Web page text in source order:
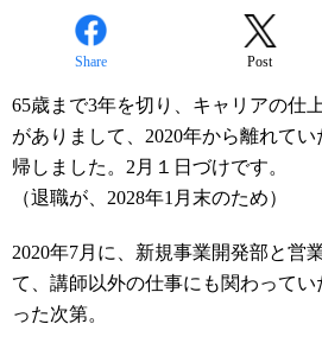
Share Post
65歳まで3年を切り、キャリアの仕
がありまして、2020年から離れて
帰しました。2月１日づけです。
（退職が、2028年1月末のため）
2020年7月に、新規事業開発部と営
て、講師以外の仕事にも関わって
った次第。